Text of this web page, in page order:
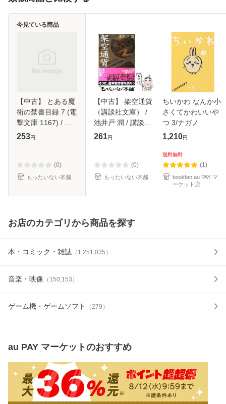
【中古】 とある魔
術の禁書目録 7 (電
撃文庫 1167) / 鎌
池和馬 / メディア
料】
253円
(0)
もったいない本舗
今見ている商品
【中古】 架空通貨
（講談社文庫） /
池井戸 潤 / 講談社
[文庫]【メール便送
261円
(0)
もったいない本舗
ちいかわ なんか小
さくてかわいいや
つ 3/ナガノ
1,210円
送料無料
(1)
bookfan au PAY マ
ーケット店
お店のカテゴリから商品を探す
本・コミック・雑誌 （ 1,251,035 ）
音楽・映像 （ 150,153 ）
ゲーム機・ゲームソフト （279 ）
au PAY マーケットのおすすめ